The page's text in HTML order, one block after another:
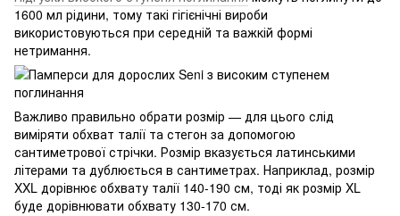
1600 мл рідини, тому такі гігієнічні вироби
використовуються при середній та важкій формі
нетримання.
Важливо правильно обрати розмір — для цього слід
виміряти обхват талії та стегон за допомогою
сантиметрової стрічки. Розмір вказується латинськими
літерами та дублюється в сантиметрах. Наприклад, розмір
XXL дорівнює обхвату талії 140-190 см, тоді як розмір XL
буде дорівнювати обхвату 130-170 см.